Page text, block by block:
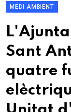
MEDI AMBIENT
Sant
quatre